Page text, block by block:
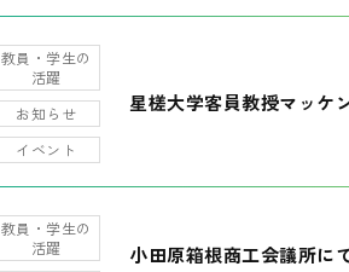
教員・学生の
活躍
お知らせ
イベント
星槎大学客員教授マッケ
教員・学生の
活躍
小田原箱根商工会議所に